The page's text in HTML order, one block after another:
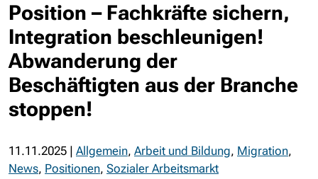
Position – Fachkräfte sichern,
Integration beschleunigen!
Abwanderung der
Beschäftigten aus der Branche
stoppen!
11.11.2025 | Allgemein, Arbeit und Bildung, Migration,
News, Positionen, Sozialer Arbeitsmarkt